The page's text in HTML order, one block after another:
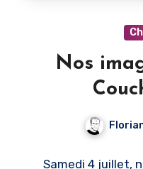
Nos
Samedi 4 juillet,